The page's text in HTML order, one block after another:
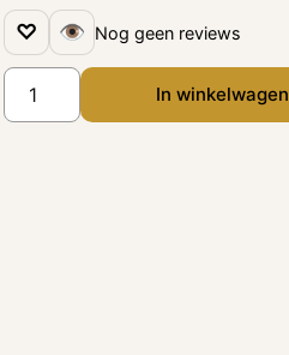
♡ 👁 Nog geen reviews
In winkelwagen